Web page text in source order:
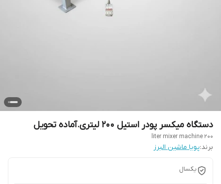
دستگاه میکسر پودر استیل 200 لیتری.آماده تحویل
200 liter mixer machine
برند:پویا ماشین البرز
یکسال